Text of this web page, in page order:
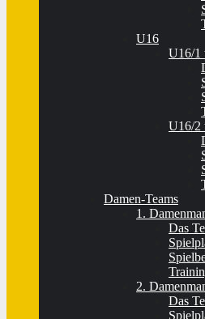
U16
U16/1
U16/2
Damen-Teams
1.
Das
2.
Das